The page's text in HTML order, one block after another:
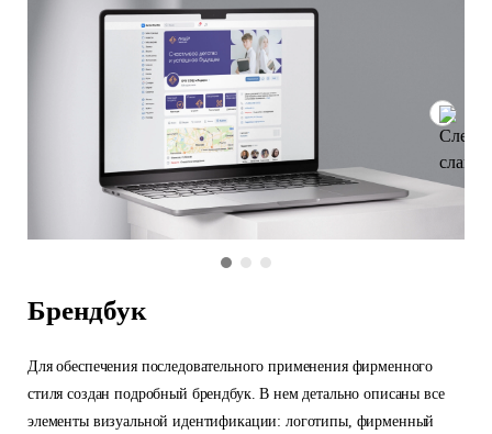
Брендбук
Для обеспечения последовательного применения фирменного
стиля создан подробный брендбук. В нем детально описаны все
элементы визуальной идентификации: логотипы, фирменный